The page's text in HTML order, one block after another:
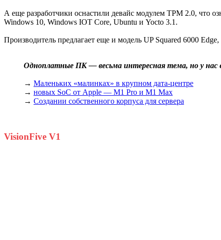
А еще разработчики оснастили девайс модулем TPM 2.0, что
Windows 10, Windows IOT Core, Ubuntu и Yocto 3.1.
Производитель предлагает еще и модель UP Squared 6000
Одноплатные ПК — весьма интересная тема, но у нас
→ Маленьких «малинках» в крупном дата-центре
→ новых SoC от Apple — M1 Pro и M1 Max
→ Создании собственного корпуса для сервера
VisionFive V1